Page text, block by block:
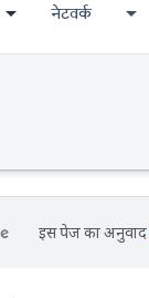
नेटवर्क
इस पेज का अनुवाद